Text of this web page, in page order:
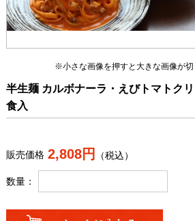
※小さな画像を押すと大きな画像が切
半生麺 カルボナーラ・えびトマトク
食入
販売価格 2,808円 （税込）
数量：